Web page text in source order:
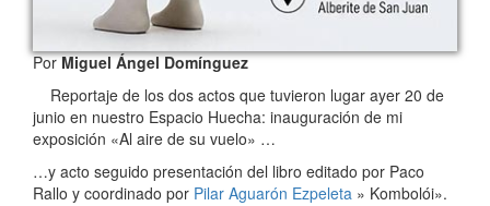
PorMiguel Ángel Domínguez
Reportaje de los dos actos que tuvieron lugar ayer 20 de
junio en nuestro Espacio Huecha: inauguración de mi
exposición «Al aire de su vuelo» …
…y acto seguido presentación del libro editado por Paco
Rallo y coordinado por Pilar Aguarón Ezpeleta » Kombolói».